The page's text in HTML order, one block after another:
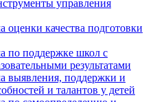
управления
оценки качества подготовки
по поддержке школ с
результатами
выявления, поддержки и
и талантов у детей